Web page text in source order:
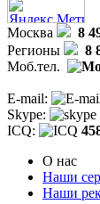
Москва
8
Регионы
8
Моб.тел.
E-mail:
Skype:
ICQ:
О нас
Наши
Наши